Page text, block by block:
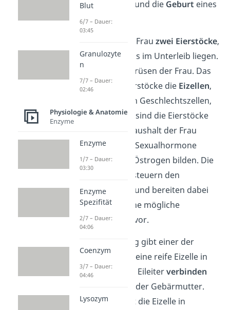
Schwangerschaft und die Geburt eines
Kindes.
Insgesamt hat die Frau zwei Eierstöcke,
die rechts und links im Unterleib liegen.
Sie sind die Keimdrüsen der Frau. Das
heißt, dass die Eierstöcke die Eizellen,
also die weiblichen Geschlechtszellen,
bilden. Außerdem sind die Eierstöcke
für den Hormonhaushalt der Frau
wichtig, da sie die Sexualhormone
Progesteron und Östrogen bilden. Die
beiden Hormone steuern den
weiblichen Zyklus und bereiten dabei
den Körper auf eine mögliche
Schwangerschaft vor.
Bei einem Eisprung gibt einer der
beiden Eierstöcke eine reife Eizelle in
Eileiterab. Die Eileiterverbinden
die Eierstöcke mit der Gebärmutter.
Durch sie wandert die Eizelle in
Blut
6/7 – Dauer:
03:45
Granulozyte
n
7/7 – Dauer:
02:46
Physiologie & Anatomie
Enzyme
Enzyme
1/7 – Dauer:
03:30
Enzyme
Spezifität
2/7 – Dauer:
04:06
Coenzym
3/7 – Dauer:
04:46
Lysozym